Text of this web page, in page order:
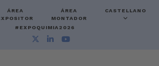
ÁREA
ÁREA
MONTADOR
CASTELLANO
#EXPOQUIMIA2026